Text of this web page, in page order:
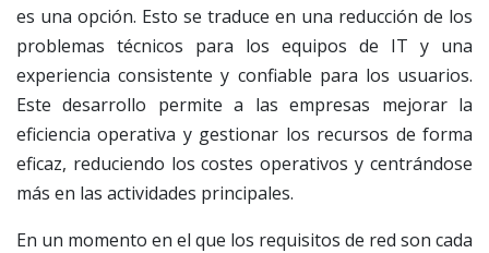
es una opción. Esto se traduce en una reducción de los
problemas técnicos para los equipos de IT y una
experiencia consistente y confiable para los usuarios.
Este desarrollo permite a las empresas mejorar la
eficiencia operativa y gestionar los recursos de forma
eficaz, reduciendo los costes operativos y centrándose
más en las actividades principales.
En un momento en el que los requisitos de red son cada